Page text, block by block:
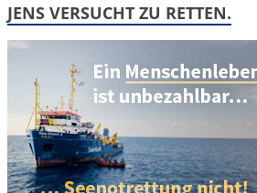
JENS VERSUCHT ZU RETTEN.